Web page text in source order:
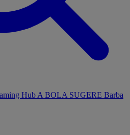
Hub A BOLA SUGERE Barba